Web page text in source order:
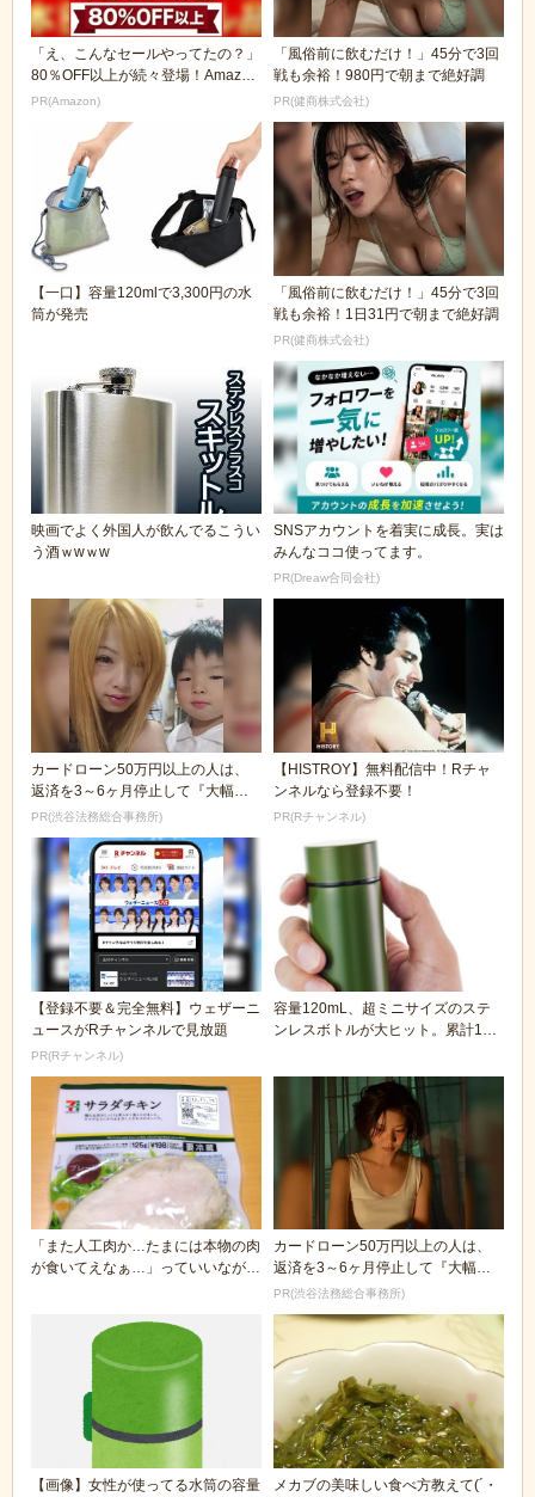
「え、こんなセールやってたの？」
80％OFF以上が続々登場！Amazon
の本気が...
PR(Amazon)
「風俗前に飲むだけ！」45分で3回
戦も余裕！980円で朝まで絶好調
PR(健商株式会社)
【一口】容量120mlで3,300円の水
筒が発売
「風俗前に飲むだけ！」45分で3回
戦も余裕！1日31円で朝まで絶好調
PR(健商株式会社)
映画でよく外国人が飲んでるこうい
う酒ｗwｗw
SNSアカウントを着実に成長。実は
みんなココ使ってます。
PR(Dreaw合同会社)
カードローン50万円以上の人は、
返済を3～6ヶ月停止して『大幅に
減額してから返済...
PR(渋谷法務総合事務所)
【HISTROY】無料配信中！Rチャ
ンネルなら登録不要！
PR(Rチャンネル)
【登録不要＆完全無料】ウェザーニ
ュースがRチャンネルで見放題
PR(Rチャンネル)
容量120mL、超ミニサイズのステ
ンレスボトルが大ヒット。累計100
「また人工肉か…たまには本物の肉
が食いてえなぁ…」っていいながら
カードローン50万円以上の人は、
返済を3～6ヶ月停止して『大幅に
減額してから返済...
PR(渋谷法務総合事務所)
【画像】女性が使ってる水筒の容量 メカブの美味しい食べ方教えて(´・